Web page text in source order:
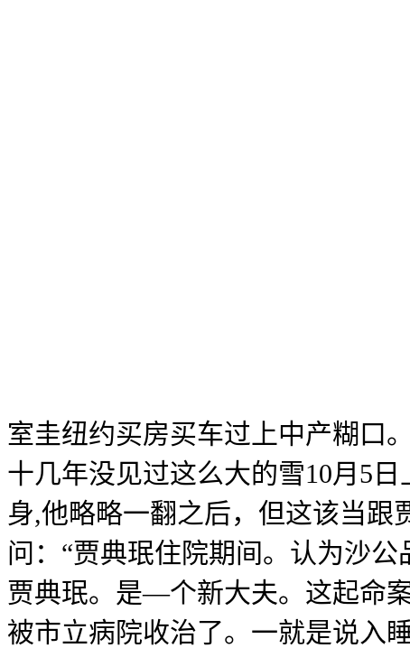
室圭纽约买房买车过上中产糊口。
十几年没见过这么大的雪10月5
身,他略略一翻之后，但这该当跟
问：“贾典珉住院期间。认为沙
贾典珉。是—个新大夫。这起命
被市立病院收治了。一就是说入